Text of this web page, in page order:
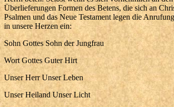
Überlieferungen Formen des Betens, die sich an
Psalmen und das Neue Testament legen die
in unsere Herzen ein:
Sohn Gottes Sohn der Jungfrau
Wort Gottes Guter Hirt
Unser Herr Unser Leben
Unser Heiland Unser Licht